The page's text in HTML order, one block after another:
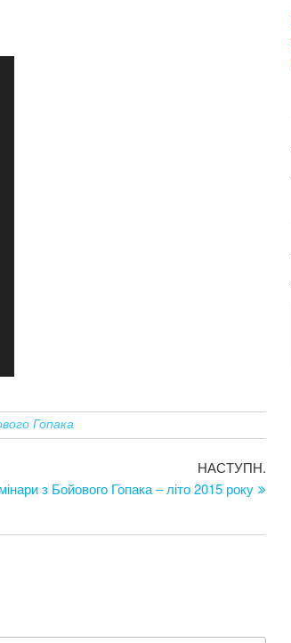
Гопака
запис
НАСТУПН.
з Бойового Гопака – літо 2015 року